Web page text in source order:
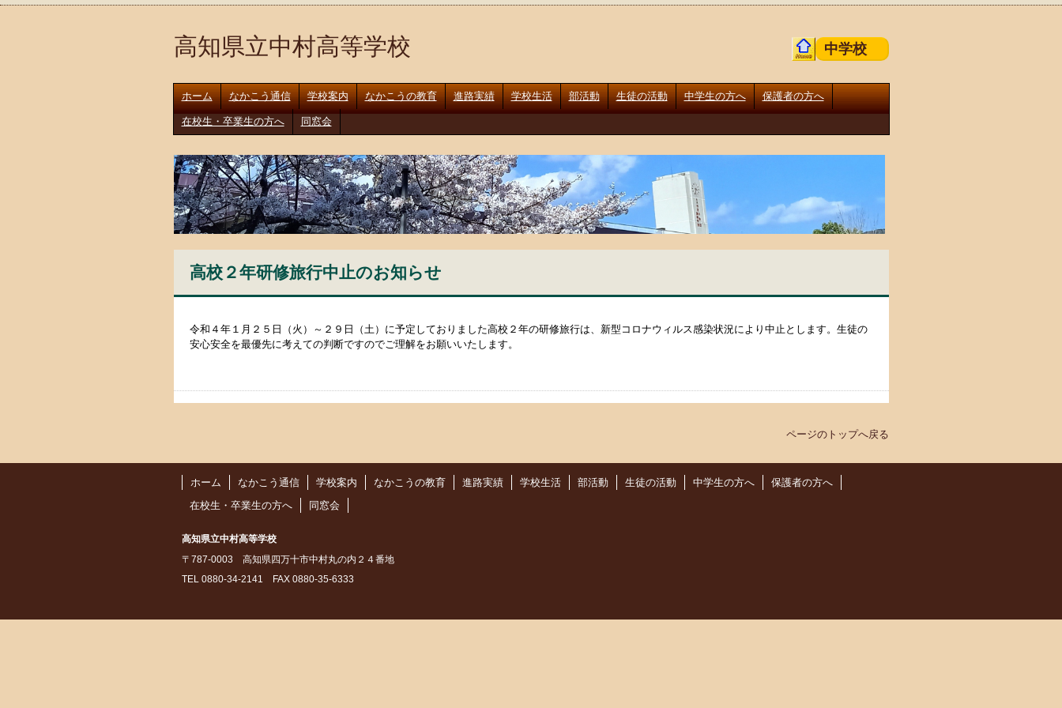
高知県立中村高等学校 中学校
ホーム なかこう通信 学校案内 なかこうの教育 進路実績 学校生活 部活動 生徒の活動 中学生の方へ 保護者の方へ
在校生・卒業生の方へ 同窓会
高校２年研修旅行中止のお知らせ
令和４年１月２５日（火）～２９日（土）に予定しておりました高校２年の研修旅行は、新型コロナウィルス感染状況により中止とします。生徒の
安心安全を最優先に考えての判断ですのでご理解をお願いいたします。
ページのトップへ戻る
ホーム なかこう通信 学校案内 なかこうの教育 進路実績 学校生活 部活動 生徒の活動 中学生の方へ
保護者の方へ
在校生・卒業生の方へ
同窓会
高知県立中村高等学校
〒787-0003 高知県四万十市中村丸の内２４番地
TEL 0880-34-2141 FAX 0880-35-6333